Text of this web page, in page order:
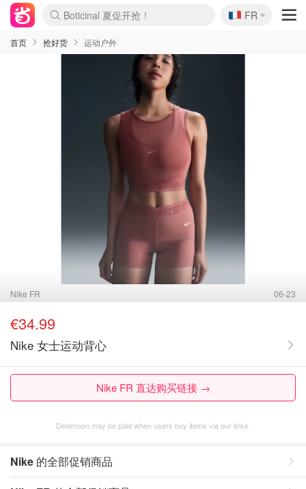
Boticinal 夏促开抢！
4折！lulu周四疯狂上新
还没结束！&OtherStories大促
Joybuy变相75折 随时失效
速领！Stanley独家85折
疑似霸哥！Camper额外叠85折
Zalando 奥莱闪促！每日更新
Moncler反季囤！5折起+叠9折
Coach Brooklyn仅€192
🇫🇷
FR
首页 抢好货 运动户外
Nike FR 06-23
€34.99
Nike 女士运动背心
Nike FR 直达购买链接 →
Dealmoon may be paid when users buy items via our links.
Nike 的全部促销商品